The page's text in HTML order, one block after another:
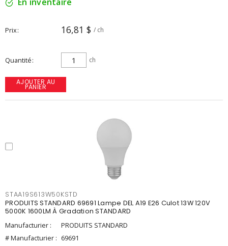
Prix 16,81 $ / ch
Quantité ch
AJOUTER AU
PANIER
STAA19S613W50KSTD
PRODUITS STANDARD 69691 Lampe DEL A19 E26 Culot 13W 120V
5000K 1600LM À Gradation STANDARD
Manufacturier :
PRODUITS STANDARD
# Manufacturier : 69691